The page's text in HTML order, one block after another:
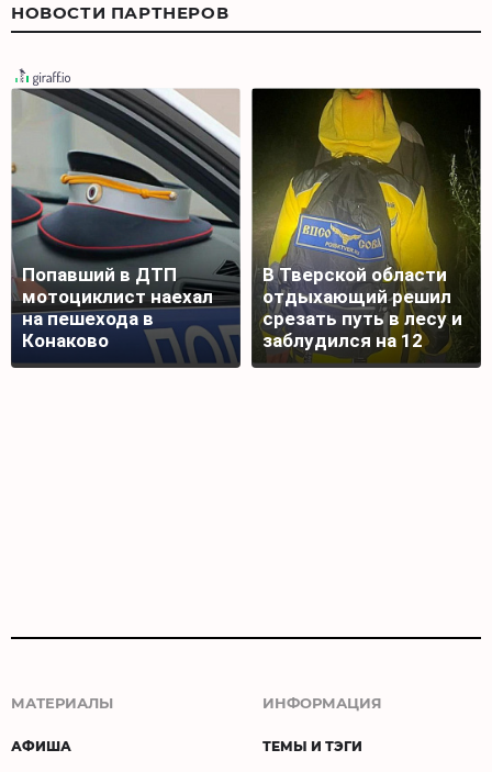
НОВОСТИ ПАРТНЕРОВ
Попавший в ДТП
мотоциклист наехал
на пешехода в
Конаково
В Тверской области
отдыхающий решил
срезать путь в лесу и
заблудился на 12
часов
МАТЕРИАЛЫ
АФИША
ИНФОРМАЦИЯ
ТЕМЫ И ТЭГИ